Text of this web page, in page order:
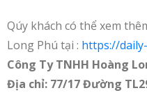
Qúy khách có thể xem
Long Phú tại : https://
Công Ty TNHH Hoàng
Địa chỉ: 77/17 Đường